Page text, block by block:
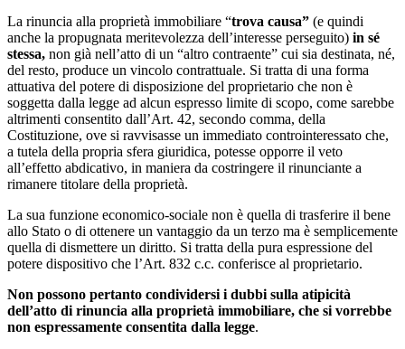
La rinuncia alla proprietà immobiliare “trova causa” (e quindi
anche la propugnata meritevolezza dell’interesse perseguito) in sé
stessa, non già nell’atto di un “altro contraente” cui sia destinata, né,
del resto, produce un vincolo contrattuale. Si tratta di una forma
attuativa del potere di disposizione del proprietario che non è
soggetta dalla legge ad alcun espresso limite di scopo, come sarebbe
altrimenti consentito dall’Art. 42, secondo comma, della
Costituzione, ove si ravvisasse un immediato controinteressato che,
a tutela della propria sfera giuridica, potesse opporre il veto
all’effetto abdicativo, in maniera da costringere il rinunciante a
rimanere titolare della proprietà.
La sua funzione economico-sociale non è quella di trasferire il bene
allo Stato o di ottenere un vantaggio da un terzo ma è semplicemente
quella di dismettere un diritto. Si tratta della pura espressione del
potere dispositivo che l’Art. 832 c.c. conferisce al proprietario.
Non possono pertanto condividersi i dubbi sulla atipicità
dell’atto di rinuncia alla proprietà immobiliare, che si vorrebbe
non espressamente consentita dalla legge.